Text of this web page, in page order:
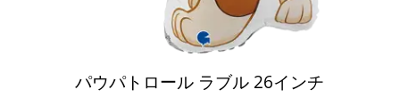
パウパトロール ラブル 26インチ